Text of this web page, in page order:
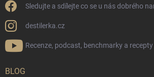
Sledujte a sdílejte co se u nás dobrého
destilerka.cz
Recenze, podcast, benchmarky a
BLOG